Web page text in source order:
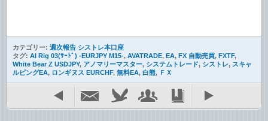
カテゴリー: 週次報告 シストレ本口座
タグ: AI Rig 03(ｻｰﾄﾞ) -EURJPY M15-, AVATRADE, EA, FX 自動売買, FXTF,
White Bear Z USDJPY, アノマリーマスター, システムトレード, シストレ, スキャ
ルピングEA, ロンギヌス EURCHF, 無料EA, 白熊, ＦＸ